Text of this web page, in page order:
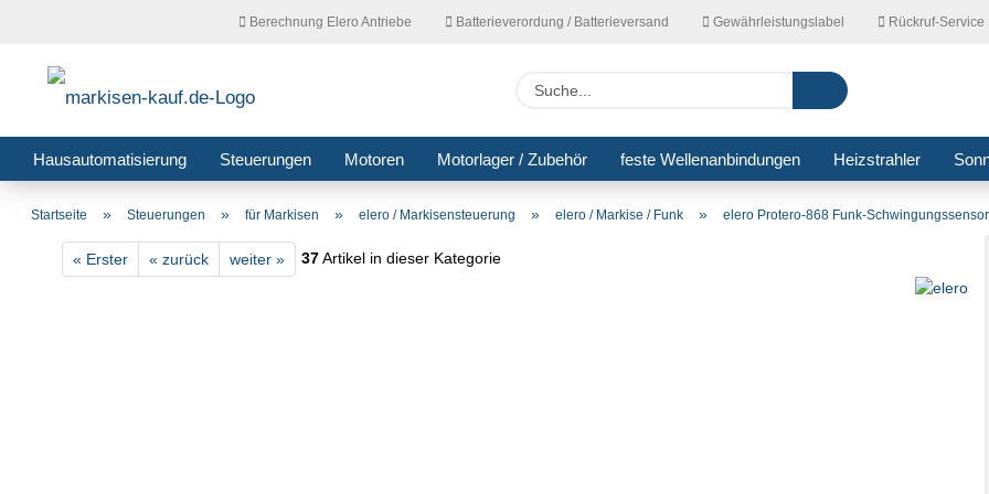
Berechnung Elero Antriebe Batterieverordung / Batterieversand Gewährleistungslabel Rückruf-Service
Suche...
Hausautomatisierung Steuerungen Motoren Motorlager / Zubehör feste Wellenanbindungen Heizstrahler
Startseite » Steuerungen » für Markisen » elero / Markisensteuerung » elero / Markise / Funk » elero Protero-868 Funk-Schwingungssensor
« Erster « zurück weiter » 37Artikel in dieser Kategorie